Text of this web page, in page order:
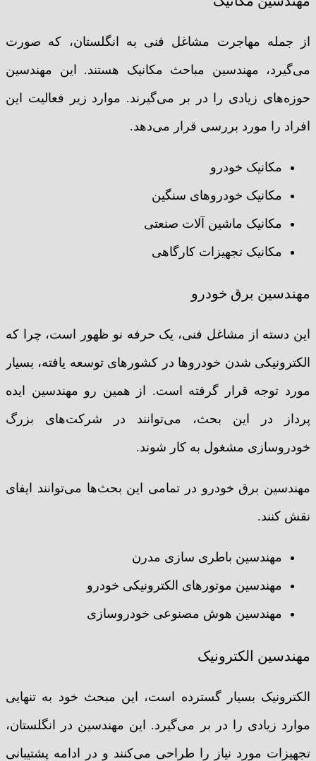
از جمله مهاجرت مشاغل فنی به انگلستان، که صورت
می‌گیرد، مهندسین مباحث مکانیک هستند. این مهندسین
حوزه‌های زیادی را در بر می‌گیرند. موارد زیر فعالیت این
افراد را مورد بررسی قرار می‌دهد.
مکانیک خودرو
مکانیک خودروهای سنگین
مکانیک ماشین آلات صنعتی
مکانیک تجهیزات کارگاهی
مهندسین برق خودرو
این دسته از مشاغل فنی، یک حرفه نو ظهور است، چرا که
الکترونیکی شدن خودروها در کشورهای توسعه یافته، بسیار
مورد توجه قرار گرفته است. از همین رو مهندسین ایده
پرداز در این بحث، می‌توانند در شرکت‌های بزرگ
خودروسازی مشغول به کار شوند.
مهندسین برق خودرو در تمامی این بحث‌ها می‌توانند ایفای
نقش کنند.
مهندسین باطری‌ سازی مدرن
مهندسین موتورهای الکترونیکی خودرو
مهندسین هوش مصنوعی خودروسازی
مهندسین الکترونیک
الکترونیک بسیار گسترده است، این مبحث خود به تنهایی
موارد زیادی را در بر می‌گیرد. این مهندسین در انگلستان،
تجهیزات مورد نیاز را طراحی می‌کنند و در ادامه پشتیبانی